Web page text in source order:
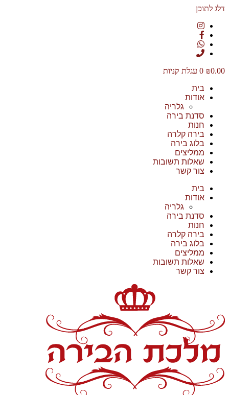
דלג לתוכן
₪0.00
0 עגלת קניות
בית
אודות
גלריה
סדנת בירה
חנות
בירה קלרה
בלוג בירה
ממליצים
שאלות תשובות
צור קשר
בית
אודות
גלריה
סדנת בירה
חנות
בירה קלרה
בלוג בירה
ממליצים
שאלות תשובות
צור קשר